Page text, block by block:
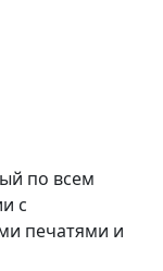
по всем
с
печатями и